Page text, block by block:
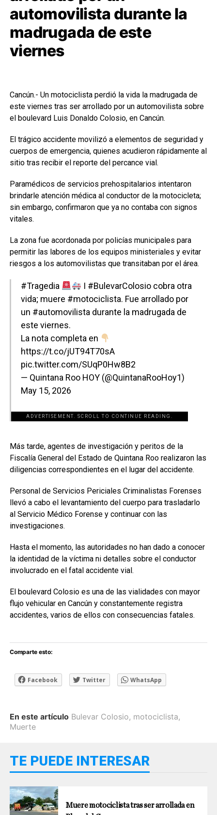
automovilista durante la
madrugada de este
viernes
Cancún.- Un motociclista perdió la vida la madrugada de
este viernes tras ser arrollado por un automovilista sobre
el boulevard Luis Donaldo Colosio, en Cancún.
El trágico accidente movilizó a elementos de seguridad y
cuerpos de emergencia, quienes acudieron rápidamente al
sitio tras recibir el reporte del percance vial.
Paramédicos de servicios prehospitalarios intentaron
brindarle atención médica al conductor de la motocicleta;
sin embargo, confirmaron que ya no contaba con signos
vitales.
La zona fue acordonada por policías municipales para
permitir las labores de los equipos ministeriales y evitar
riesgos a los automovilistas que transitaban por el área.
#Tragedia I #BulevarColosio cobra otra
vida; muere #motociclista. Fue arrollado por
un #automovilista durante la madrugada de
este viernes.
La nota completa en
https://t.co/jUT94T70sA
pic.twitter.com/SUqP0Hw8B2
— Quintana Roo HOY (@QuintanaRooHoy1)
May 15, 2026
ADVERTISEMENT. SCROLL TO CONTINUE READING.
[adsforwp id="243463"]
Más tarde, agentes de investigación y peritos de la
Fiscalía General del Estado de Quintana Roo realizaron las
diligencias correspondientes en el lugar del accidente.
Personal de Servicios Periciales Criminalistas Forenses
llevó a cabo el levantamiento del cuerpo para trasladarlo
al Servicio Médico Forense y continuar con las
investigaciones.
Hasta el momento, las autoridades no han dado a conocer
la identidad de la víctima ni detalles sobre el conductor
involucrado en el fatal accidente vial.
El boulevard Colosio es una de las vialidades con mayor
flujo vehicular en Cancún y constantemente registra
accidentes, varios de ellos con consecuencias fatales.
Comparte esto:
Facebook Twitter WhatsApp
En este artículo Bulevar Colosio, motociclista,
Muerte
TE PUEDE INTERESAR
Muere motociclista tras ser arrollada en